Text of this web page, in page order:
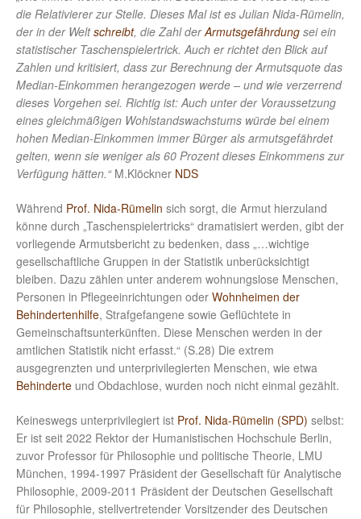
die Relativierer zur Stelle. Dieses Mal ist es Julian Nida-Rümelin,
der in der Weltschreibt, die Zahl derArmutsgefährdung sei ein
statistischer Taschenspielertrick. Auch er richtet den Blick auf
Zahlen und kritisiert, dass zur Berechnung der Armutsquote das
Median-Einkommen herangezogen werde – und wie verzerrend
dieses Vorgehen sei. Richtig ist: Auch unter der Voraussetzung
eines gleichmäßigen Wohlstandswachstums würde bei einem
hohen Median-Einkommen immer Bürger als armutsgefährdet
gelten, wenn sie weniger als 60 Prozent dieses Einkommens zur
Verfügung hätten.“M.Klöckner NDS
Während Prof. Nida-Rümelin sich sorgt, die Armut hierzuland
könne durch „Taschenspielertricks“ dramatisiert werden, gibt der
vorliegende Armutsbericht zu bedenken, dass „…wichtige
gesellschaftliche Gruppen in der Statistik unberücksichtigt
bleiben. Dazu zählen unter anderem wohnungslose Menschen,
Personen in Pflegeeinrichtungen oder Wohnheimen der
Behindertenhilfe, Strafgefangene sowie Geflüchtete in
Gemeinschaftsunterkünften. Diese Menschen werden in der
amtlichen Statistik nicht erfasst.“ (S.28) Die extrem
ausgegrenzten und unterprivilegierten Menschen, wie etwa
Behinderte und Obdachlose, wurden noch nicht einmal gezählt.
Keineswegs unterprivilegiert ist Prof. Nida-Rümelin (SPD) selbst:
Er ist seit 2022 Rektor der Humanistischen Hochschule Berlin,
zuvor Professor für Philosophie und politische Theorie, LMU
München, 1994-1997 Präsident der Gesellschaft für Analytische
Philosophie, 2009-2011 Präsident der Deutschen Gesellschaft
für Philosophie, stellvertretender Vorsitzender des Deutschen